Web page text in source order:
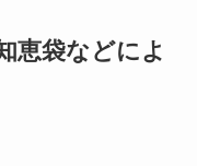
イオンで購入でき
・ヤマダ電機・イト
恵袋などによ